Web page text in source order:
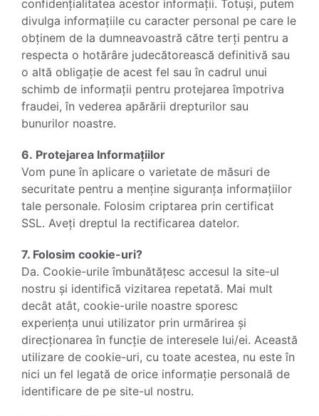
confidențialitatea acestor informații. Totuși, putem
divulga informațiile cu caracter personal pe care le
obținem de la dumneavoastră către terți pentru a
respecta o hotărâre judecătorească definitivă sau
o altă obligație de acest fel sau în cadrul unui
schimb de informații pentru protejarea împotriva
fraudei, în vederea apărării drepturilor sau
bunurilor noastre.
6. Protejarea Informațiilor
Vom pune în aplicare o varietate de măsuri de
securitate pentru a menține siguranța informațiilor
tale personale. Folosim criptarea prin certificat
SSL. Aveți dreptul la rectificarea datelor.
7. Folosim cookie-uri?
Da. Cookie-urile îmbunătățesc accesul la site-ul
nostru și identifică vizitarea repetată. Mai mult
decât atât, cookie-urile noastre sporesc
experiența unui utilizator prin urmărirea și
direcționarea în funcție de interesele lui/ei. Această
utilizare de cookie-uri, cu toate acestea, nu este în
nici un fel legată de orice informație personală de
identificare de pe site-ul nostru.